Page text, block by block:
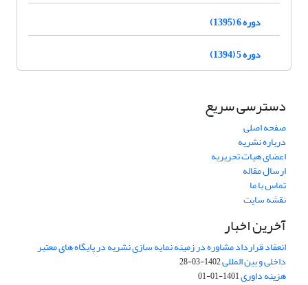
دوره 6 (1395)
دوره 5 (1394)
دسترسی سریع
صفحه اصلی
درباره نشریه
اعضای هیات تحریریه
ارسال مقاله
تماس با ما
نقشه سایت
آخرین اخبار
انعقاد قرارداد مشاوره در زمینه نمایه سازی نشریه در پایگاه های معتبر
داخلی و بین المللی1402-03-28
هزینه داوری1401-01-01